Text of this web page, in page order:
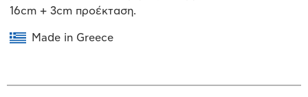
16cm + 3cm προέκταση.
Made in Greece